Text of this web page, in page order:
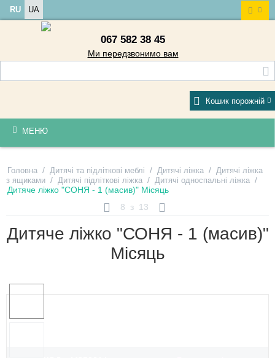
RU UA
067 582 38 45
Ми передзвонимо вам
Кошик порожній
МЕНЮ
Головна / Дитячі та підліткові меблі / Дитячі ліжка / Дитячі ліжка
з ящиками / Дитячі підліткові ліжка / Дитячі односпальні ліжка /
Дитяче ліжко "СОНЯ - 1 (масив)" Місяць
8
з 13
Дитяче ліжко "СОНЯ - 1 (масив)"
Місяць